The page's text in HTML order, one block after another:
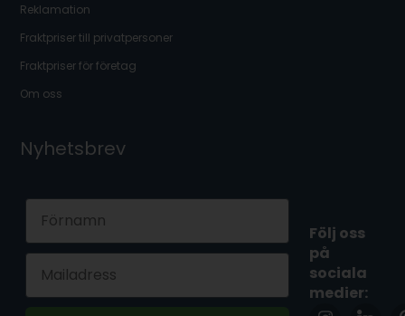
Reklamation
Fraktpriser till privatpersoner
Fraktpriser för företag
Om oss
Nyhetsbrev
Följ oss
på
sociala
medier: